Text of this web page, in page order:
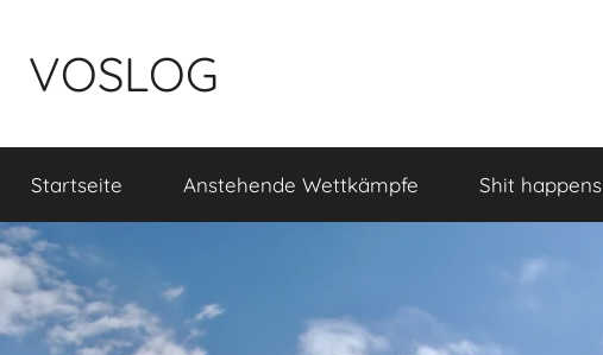
springen
VOSLOG
Startseite Anstehende Wettkämpfe Shit happens